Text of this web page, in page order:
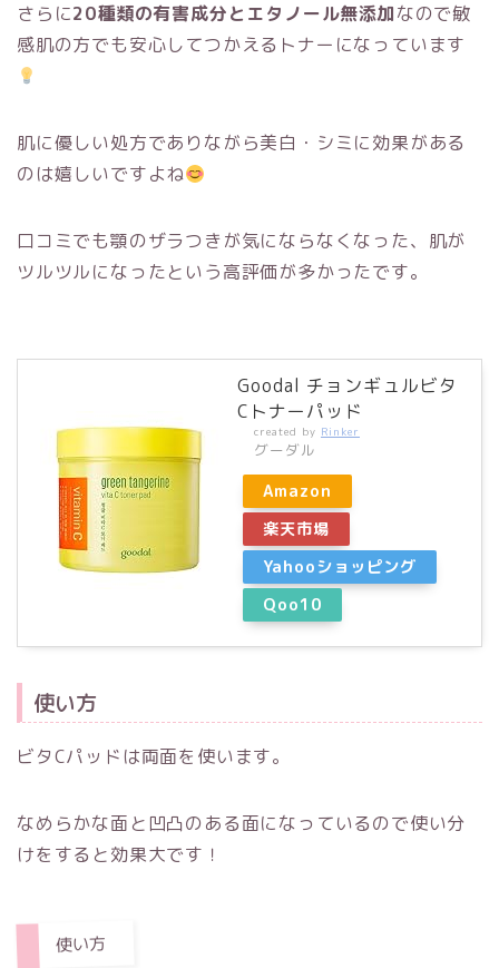
さらに20種類の有害成分とエタノール無添加なので敏
感肌の方でも安心してつかえるトナーになっています
肌に優しい処方でありながら美白・シミに効果がある
のは嬉しいですよね
口コミでも顎のザラつきが気にならなくなった、肌が
ツルツルになったという高評価が多かったです。
Goodal チョンギュルビタ
Cトナーパッド
created by Rinker
グーダル
Amazon
楽天市場
Yahooショッピング
Qoo10
使い方
ビタCパッドは両面を使います。
なめらかな面と凹凸のある面になっているので使い分
けをすると効果大です！
使い方